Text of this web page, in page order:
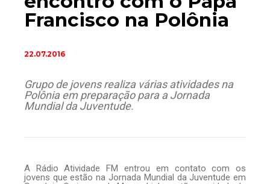
Francisco na Polônia
22.07.2016
Grupo de jovens realiza várias atividades na
Polônia em preparação para a Jornada
Mundial da Juventude.
A Rádio Atividade FM entrou em contato com os
jovens que estão na Jornada Mundial da Juventude em